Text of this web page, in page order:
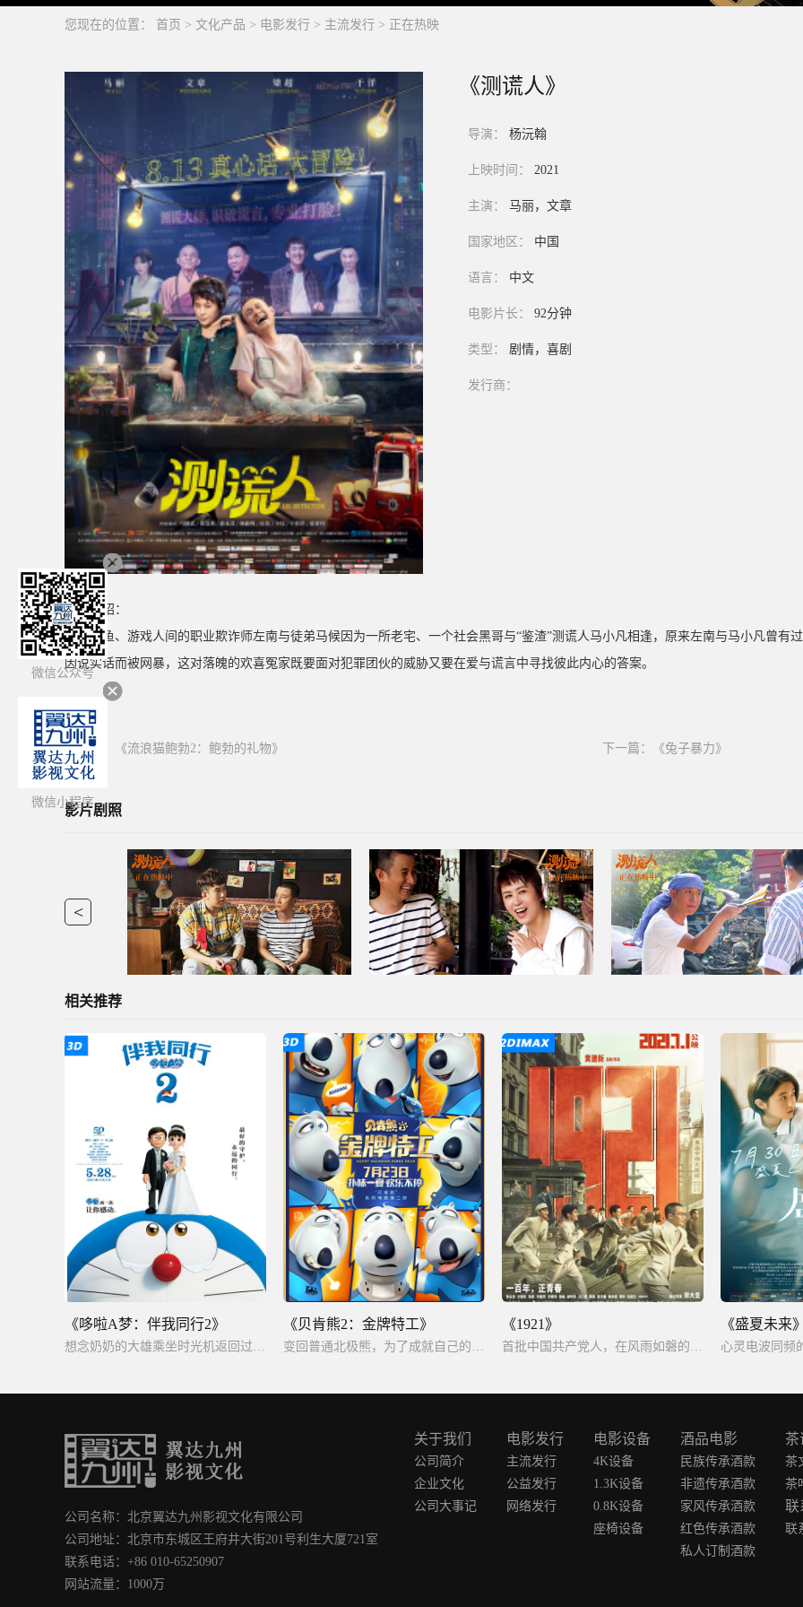
您现在的位置： 首页 > 文化产品 > 电影发行 > 主流发行 > 正在热映
《测谎人》
导演： 杨沅翰
上映时间： 2021
主演： 马丽，文章
国家地区： 中国
语言： 中文
电影片长： 92分钟
类型： 剧情，喜剧
发行商：
剧情介绍：
浑水摸鱼、游戏人间的职业欺诈师左南与徒弟马候因为一所老宅、一个社会黑哥与“鉴渣”测谎人马小凡相逢，原来左南与马小凡曾有
因说实话而被网暴，这对落魄的欢喜冤家既要面对犯罪团伙的威胁又要在爱与谎言中寻找彼此内心的答案。
上一篇： 《流浪猫鲍勃2：鲍勃的礼物》 下一篇： 《兔子暴力》
影片剧照
<
相关推荐
《哆啦A梦：伴我同行2》
想念奶奶的大雄乘坐时光机返回过去与奶奶相见，因为奶奶想看到自己的新娘，便跑去找静香求婚。
《贝肯熊2：金牌特工》
变回普通北极熊，为了成就自己的特工梦。
《1921》
首批中国共产党人，在风雨如磐的日子中担起了救亡图存重任，让中国革命前途焕然一新。
《盛夏未来
微信公众号
微信小程序
公司名称：北京翼达九州影视文化有限公司
公司地址：北京市东城区王府井大街201号利生大厦721室
联系电话：+86 010-65250907
网站流量：1000万
关于我们
公司简介
企业文化
公司大事记
电影发行
主流发行
公益发行
网络发行
电影设备
4K设备
1.3K设备
0.8K设备
座椅设备
酒品电影
民族传承酒款
非遗传承酒款
家风传承酒款
红色传承酒款
私人订制酒款
茶
茶
茶
联
联